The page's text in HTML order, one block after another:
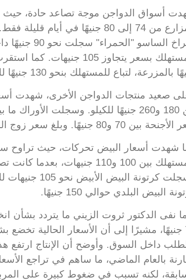
أسواق الدواجن موجة تصاعد حادة، حيث
المزارع من 74 إلى 80 جنيهًا في
ففراخ الساسو
بالمزرعة، لتباع للمستهلك بنحو 130 جنيهًا للكيلو.
صعيد منتجات الدواجن الأخرى، شهدت
بين 70 و80 جنيهًا. وبلغ سعر زوج الحمام نحو 190 جنيهًا.
شهدت أسعار البيض تحركات، حيث تراوح
وسجلت كرتونة
البيض البلدي حوالي 150 جنيهًا.
نفى الدكتور ثروت الزيني ما يتردد بشأن
70 جنيهًا، مشيرًا إلى أن الأسعار الحالية
بالعام الماضي، ما ساهم في تراجع
لكنه تسبب في ضغوط كبيرة على